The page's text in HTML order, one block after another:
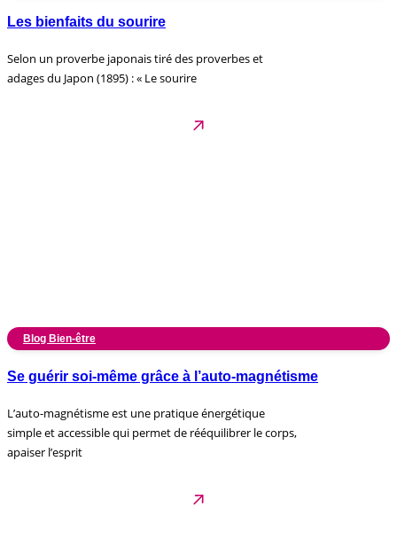
Les bienfaits du sourire
Selon un proverbe japonais tiré des proverbes et
adages du Japon (1895) : « Le sourire
Blog Bien-être
Se guérir soi-même grâce à l’auto-magnétisme
L’auto-magnétisme est une pratique énergétique
simple et accessible qui permet de rééquilibrer le corps,
apaiser l’esprit